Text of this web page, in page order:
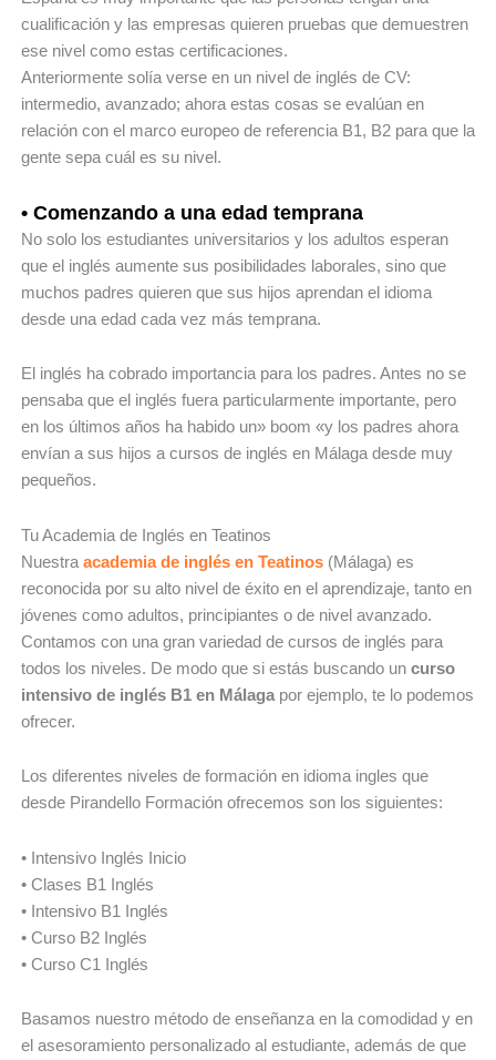
cualificación y las empresas quieren pruebas que demuestren
ese nivel como estas certificaciones.
Anteriormente solía ​​verse en un nivel de inglés de CV:
intermedio, avanzado; ahora estas cosas se evalúan en
relación con el marco europeo de referencia B1, B2 para que la
gente sepa cuál es su nivel.
• Comenzando a una edad temprana
No solo los estudiantes universitarios y los adultos esperan
que el inglés aumente sus posibilidades laborales, sino que
muchos padres quieren que sus hijos aprendan el idioma
desde una edad cada vez más temprana.
El inglés ha cobrado importancia para los padres. Antes no se
pensaba que el inglés fuera particularmente importante, pero
en los últimos años ha habido un» boom «y los padres ahora
envían a sus hijos a cursos de inglés en Málaga desde muy
pequeños.
Tu Academia de Inglés en Teatinos
Nuestra academia de inglés en Teatinos(Málaga) es
reconocida por su alto nivel de éxito en el aprendizaje, tanto en
jóvenes como adultos, principiantes o de nivel avanzado.
Contamos con una gran variedad de cursos de inglés para
todos los niveles. De modo que si estás buscando un curso
intensivo de inglés B1 en Málagapor ejemplo, te lo podemos
ofrecer.
Los diferentes niveles de formación en idioma ingles que
desde Pirandello Formación ofrecemos son los siguientes:
• Intensivo Inglés Inicio
• Clases B1 Inglés
• Intensivo B1 Inglés
• Curso B2 Inglés
• Curso C1 Inglés
Basamos nuestro método de enseñanza en la comodidad y en
el asesoramiento personalizado al estudiante, además de que